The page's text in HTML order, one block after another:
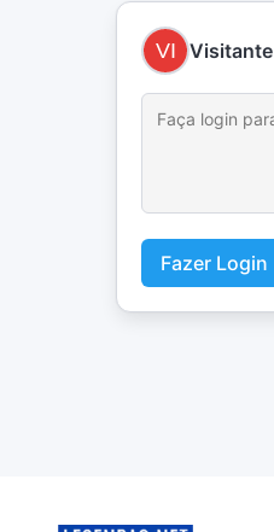
Visitante
Fazer Login